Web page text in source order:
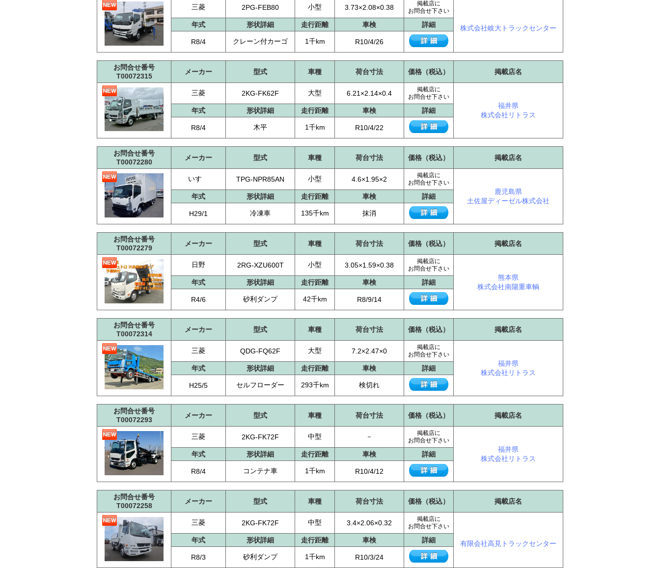
三菱 2PG-FEB80 小型 3.73×2.08×0.38
掲載店に
お問合せ下さい
株式会社岐大トラックセンター
年式 形状詳細 走行距離 車検 詳細
R8/4 クレーン付カーゴ 1千km R10/4/26
お問合せ番号
T00072315
メーカー 型式 車種 荷台寸法 価格（税込） 掲載店名
三菱 2KG-FK62F 大型 6.21×2.14×0.4
掲載店に
お問合せ下さい
福井県
株式会社リトラス
年式 形状詳細 走行距離 車検 詳細
R8/4 木平 1千km R10/4/22
お問合せ番号
T00072280
メーカー 型式 車種 荷台寸法 価格（税込） 掲載店名
いすゞ TPG-NPR85AN 小型 4.6×1.95×2
掲載店に
お問合せ下さい
鹿児島県
土佐屋ディーゼル株式会社
年式 形状詳細 走行距離 車検 詳細
H29/1 冷凍車 135千km 抹消
お問合せ番号
T00072279
メーカー 型式 車種 荷台寸法 価格（税込） 掲載店名
日野 2RG-XZU600T 小型 3.05×1.59×0.38
掲載店に
お問合せ下さい
熊本県
株式会社南陽重車輌
年式 形状詳細 走行距離 車検 詳細
R4/6 砂利ダンプ 42千km R8/9/14
お問合せ番号
T00072314
メーカー 型式 車種 荷台寸法 価格（税込） 掲載店名
三菱 QDG-FQ62F 大型 7.2×2.47×0
掲載店に
お問合せ下さい
福井県
株式会社リトラス
年式 形状詳細 走行距離 車検 詳細
H25/5 セルフローダー 293千km 検切れ
お問合せ番号
T00072293
メーカー 型式 車種 荷台寸法 価格（税込） 掲載店名
三菱 2KG-FK72F 中型 －
掲載店に
お問合せ下さい
福井県
株式会社リトラス
年式 形状詳細 走行距離 車検 詳細
R8/4 コンテナ車 1千km R10/4/12
お問合せ番号
T00072258
メーカー 型式 車種 荷台寸法 価格（税込） 掲載店名
三菱 2KG-FK72F 中型 3.4×2.06×0.32
掲載店に
お問合せ下さい
有限会社高見トラックセンター
年式 形状詳細 走行距離 車検 詳細
R8/3 砂利ダンプ 1千km R10/3/24